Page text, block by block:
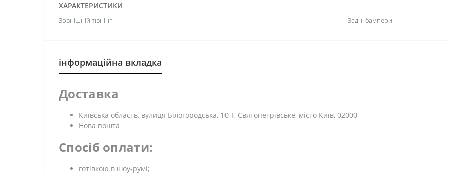
ХАРАКТЕРИСТИКИ
Зовнішній тюнінг Задні бампери
інформаційна вкладка
Доставка
Київська область, вулиця Білогородська, 10-Г, Святопетрівське, місто Київ, 02000
Нова пошта
Спосіб оплати:
готівкою в шоу-румі;